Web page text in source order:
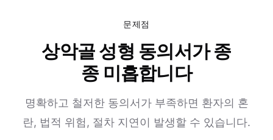
문제점
상악골 성형 동의서가 종
종 미흡합니다
명확하고 철저한 동의서가 부족하면 환자의 혼
란, 법적 위험, 절차 지연이 발생할 수 있습니다.